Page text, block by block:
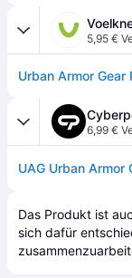
5,95 €
6,99 €
Das Produkt ist
sich dafür